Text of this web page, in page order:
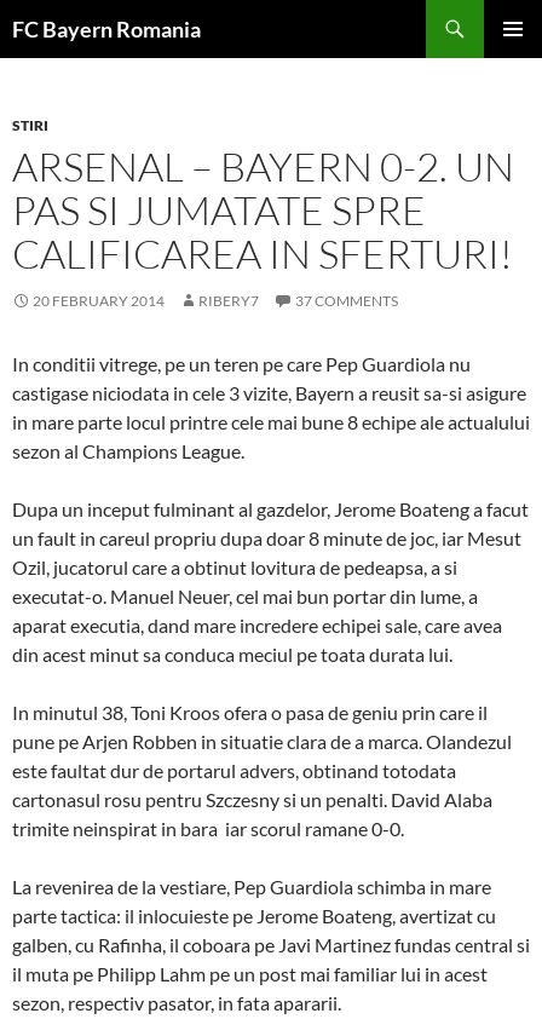
toFC Bayern Romania
STIRI
ARSENAL – BAYERN 0-2. UN
PAS SI JUMATATE SPRE
CALIFICAREA IN SFERTURI!
20 FEBRUARY 2014 RIBERY7 37 COMMENTS
In conditii vitrege, pe un teren pe care Pep Guardiola nu
castigase niciodata in cele 3 vizite, Bayern a reusit sa-si asigure
in mare parte locul printre cele mai bune 8 echipe ale actualului
sezon al Champions League.
Dupa un inceput fulminant al gazdelor, Jerome Boateng a facut
un fault in careul propriu dupa doar 8 minute de joc, iar Mesut
Ozil, jucatorul care a obtinut lovitura de pedeapsa, a si
executat-o. Manuel Neuer, cel mai bun portar din lume, a
aparat executia, dand mare incredere echipei sale, care avea
din acest minut sa conduca meciul pe toata durata lui.
In minutul 38, Toni Kroos ofera o pasa de geniu prin care il
pune pe Arjen Robben in situatie clara de a marca. Olandezul
este faultat dur de portarul advers, obtinand totodata
cartonasul rosu pentru Szczesny si un penalti. David Alaba
trimite neinspirat in bara iar scorul ramane 0-0.
La revenirea de la vestiare, Pep Guardiola schimba in mare
parte tactica: il inlocuieste pe Jerome Boateng, avertizat cu
galben, cu Rafinha, il coboara pe Javi Martinez fundas central si
il muta pe Philipp Lahm pe un post mai familiar lui in acest
sezon, respectiv pasator, in fata apararii.